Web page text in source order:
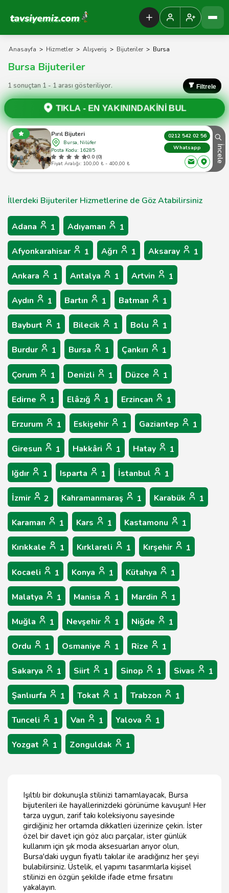
Tavsiyemiz Anasayfa
Anasayfa > Hizmetler > Alışveriş > Bijuteriler > Bursa
Bursa Bijuteriler
1 sonuçtan 1 - 1 arası gösteriliyor. Filtrele
TIKLA -EN YAKININDAKİNİ BUL
Pırıl Bijuteri
Bursa, Nilüfer
Posta Kodu: 16285
0.0 (0)
Fiyat Aralığı: 100,00 ₺ - 400,00 ₺
0212 542 02 56
Whatsapp
İncele
İllerdeki Bijuteriler Hizmetlerine de Göz Atabilirsiniz
Adana 1 Adıyaman 1
Afyonkarahisar 1 Ağrı 1 Aksaray 1
Ankara 1 Antalya 1 Artvin 1
Aydın 1 Bartın 1 Batman 1
Bayburt 1 Bilecik 1 Bolu 1
Burdur 1 Bursa 1 Çankırı 1
Çorum 1 Denizli 1 Düzce 1
Edirne 1 Elâzığ 1 Erzincan 1
Erzurum 1 Eskişehir 1 Gaziantep 1
Giresun 1 Hakkâri 1 Hatay 1
Iğdır 1 Isparta 1 İstanbul 1
İzmir 2 Kahramanmaraş 1 Karabük 1
Karaman 1 Kars 1 Kastamonu 1
Kırıkkale 1 Kırklareli 1 Kırşehir 1
Kocaeli 1 Konya 1 Kütahya 1
Malatya 1 Manisa 1 Mardin 1
Muğla 1 Nevşehir 1 Niğde 1
Ordu 1 Osmaniye 1 Rize 1
Sakarya 1 Siirt 1 Sinop 1 Sivas 1
Şanlıurfa 1 Tokat 1 Trabzon 1
Tunceli 1 Van 1 Yalova 1
Yozgat 1 Zonguldak 1
Işıltılı bir dokunuşla stilinizi tamamlayacak, Bursa
bijuterileri ile hayallerinizdeki görünüme kavuşun! Her
tarza uygun, zarif takı koleksiyonu sayesinde
girdiğiniz her ortamda dikkatleri üzerinize çekin. İster
özel bir davet için göz alıcı parçalar, ister günlük
kullanım için şık moda aksesuarları arıyor olun,
Bursa'daki uygun fiyatlı takılar ile aradığınız her şeyi
bulabilirsiniz. Üstelik, el yapımı tasarımlarla kişisel
stilinizi en özgün şekilde ifade etme fırsatını
yakalayın.